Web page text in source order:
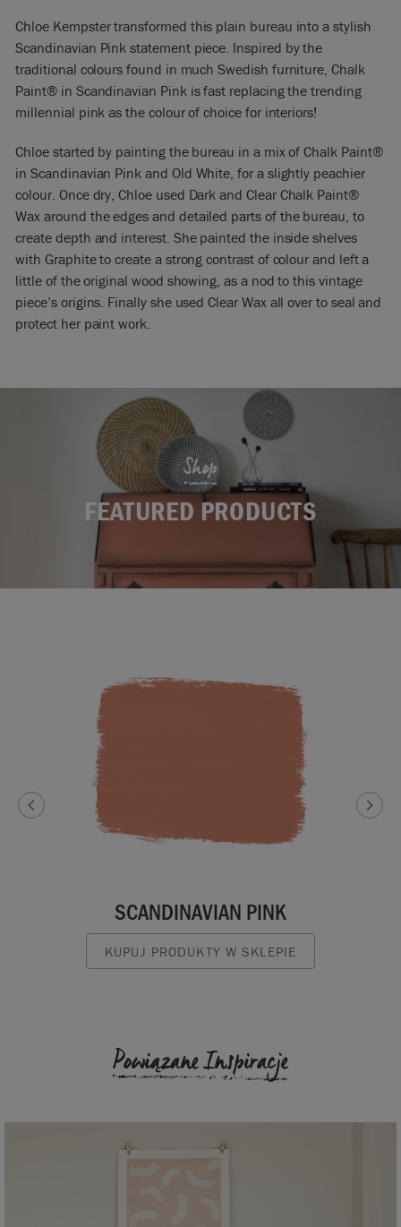
Chloe Kempster transformed this plain bureau into a stylish
Scandinavian Pink statement piece. Inspired by the
traditional colours found in much Swedish furniture, Chalk
Paint® in Scandinavian Pink is fast replacing the trending
millennial pink as the colour of choice for interiors!
Chloe started by painting the bureau in a mix of Chalk Paint®
in Scandinavian Pink and Old White, for a slightly peachier
colour. Once dry, Chloe used Dark and Clear Chalk Paint®
Wax around the edges and detailed parts of the bureau, to
create depth and interest. She painted the inside shelves
with Graphite to create a strong contrast of colour and left a
little of the original wood showing, as a nod to this vintage
piece’s origins. Finally she used Clear Wax all over to seal and
protect her paint work.
Shop
FEATURED PRODUCTS
SCANDINAVIAN PINK
KUPUJ PRODUKTY W SKLEPIE
Powiązane Inspiracje